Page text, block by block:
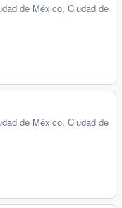
de México, Ciudad de
de México, Ciudad de